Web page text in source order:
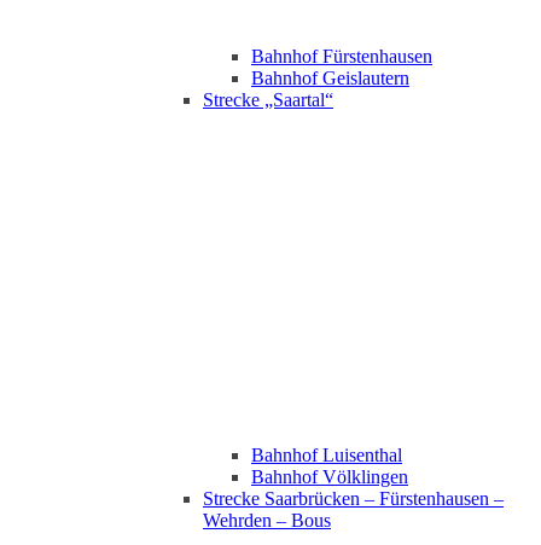
Bahnhof Fürstenhausen
Bahnhof Geislautern
Strecke „Saartal“
Bahnhof Luisenthal
Bahnhof Völklingen
Strecke Saarbrücken – Fürstenhausen –
Wehrden – Bous